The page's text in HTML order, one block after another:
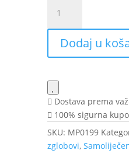
75ml
količina
Dodaj u
Dostava prema
100% sigurna
SKU: MP0199
zglobovi,